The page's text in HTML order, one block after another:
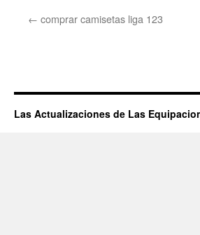
← comprar camisetas liga 123
Las Actualizaciones de Las